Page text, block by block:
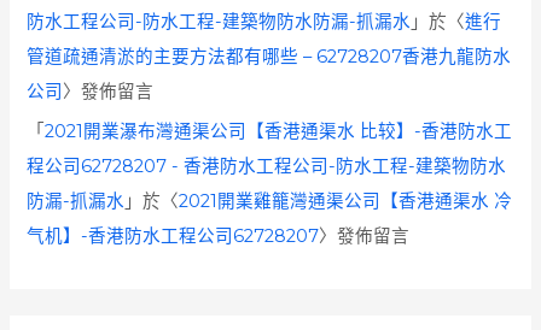
防水工程公司-防水工程-建築物防水防漏-抓漏水 」於〈進行
管道疏通清淤的主要方法都有哪些 – 62728207香港九龍防水
公司 〉發佈留言
「2021開業瀑布灣通渠公司【香港通渠水 比较】-香港防水工
程公司62728207 - 香港防水工程公司-防水工程-建築物防水
防漏-抓漏水 」於〈2021開業雞籠灣通渠公司【香港通渠水 冷
气机】-香港防水工程公司62728207〉發佈留言